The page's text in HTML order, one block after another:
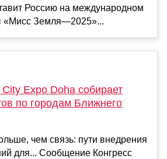
Россию на международном
«Мисс Земля—2025»...
Expo Doha собирает
по городам Ближнего
чем связь: пути внедрения
для... Сообщение Конгресс